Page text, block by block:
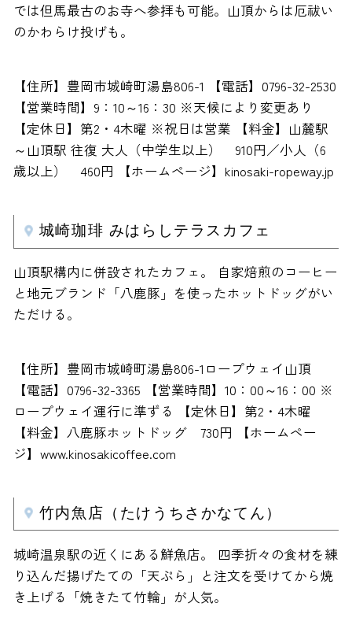
では但馬最古のお寺へ参拝も可能。山頂からは厄祓い
のかわらけ投げも。
【住所】豊岡市城崎町湯島806-1 【電話】0796-32-2530
【営業時間】9：10～16：30 ※天候により変更あり
【定休日】第2・4木曜 ※祝日は営業 【料金】山麓駅
～山頂駅 往復 大人（中学生以上） 910円／小人（6
歳以上） 460円 【ホームページ】kinosaki-ropeway.jp
城崎珈琲 みはらしテラスカフェ
山頂駅構内に併設されたカフェ。 自家焙煎のコーヒー
と地元ブランド「八鹿豚」を使ったホットドッグがい
ただける。
【住所】豊岡市城崎町湯島806-1ロープウェイ山頂
【電話】0796-32-3365 【営業時間】10：00～16：00 ※
ロープウェイ運行に準ずる 【定休日】第2・4木曜
【料金】八鹿豚ホットドッグ 730円 【ホームペー
ジ】www.kinosakicoffee.com
竹内魚店（たけうちさかなてん）
城崎温泉駅の近くにある鮮魚店。 四季折々の食材を練
り込んだ揚げたての「天ぷら」と注文を受けてから焼
き上げる「焼きたて竹輪」が人気。